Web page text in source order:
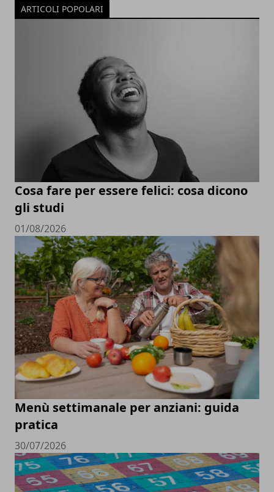
ARTICOLI POPOLARI
Cosa fare per essere felici: cosa dicono
gli studi
01/08/2026
Menù settimanale per anziani: guida
pratica
30/07/2026